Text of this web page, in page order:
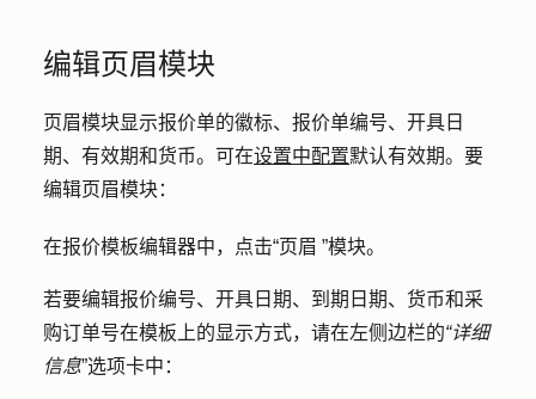
编辑页眉模块
页眉模块显示报价单的徽标、报价单编号、开具日
期、有效期和货币。可在设置中配置默认有效期。要
编辑页眉模块：
在报价模板编辑器中，点击“页眉 ”模块。
若要编辑报价编号、开具日期、到期日期、货币和采
购订单号在模板上的显示方式，请在左侧边栏的“详细
信息”选项卡中：